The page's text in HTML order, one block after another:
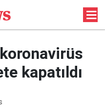
kapatıldı